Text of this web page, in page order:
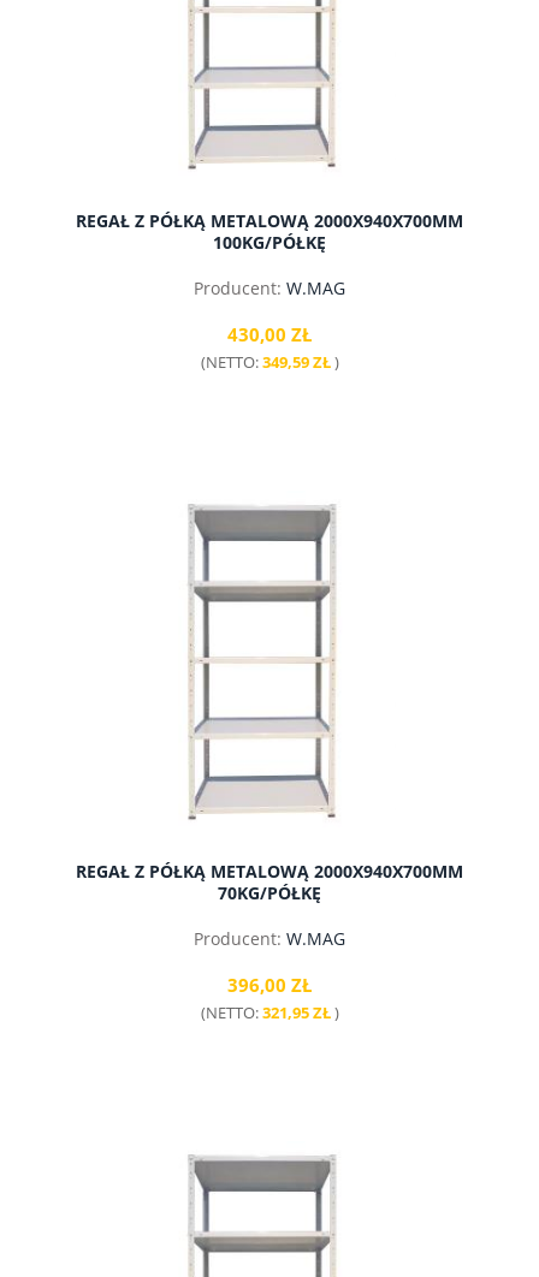
REGAŁ Z PÓŁKĄ METALOWĄ 2000X940X700MM
100KG/PÓŁKĘ
Producent: W.MAG
430,00 ZŁ
(NETTO:349,59 ZŁ)
REGAŁ Z PÓŁKĄ METALOWĄ 2000X940X700MM
70KG/PÓŁKĘ
Producent: W.MAG
396,00 ZŁ
(NETTO:321,95 ZŁ)